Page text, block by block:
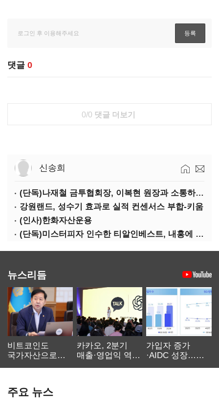
댓글 0
0/0 댓글 더보기
신송희
(단독)나재철 금투협회장, 이복현 원장과 소통하는 사이?
강원랜드, 성수기 효과로 실적 컨센서스 부합-키움
(인사)한화자산운용
(단독)미스터피자 인수한 티알인베스트, 내홍에 무너진 멜파스 인수전 참여
뉴스리듬
비트코인도
국가자산으로…'
카카오, 2분기
매출·영업익 역대
가입자 증가
·AIDC 성장…
주요 뉴스